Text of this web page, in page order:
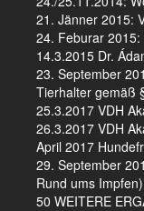
21. Jänner 2015:
24. Feburar
14.3.2015 Dr.
23. September
Tierhalter gemäß
25.3.2017 VDH
26.3.2017 VDH
April 2017
29. September
Rund ums Impfen)
50 WEITERE